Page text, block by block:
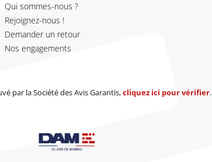
Qui sommes-nous ?
Rejoignez-nous !
Demander un retour
Nos engagements
par la Société des Avis Garantis,cliquez ici pour vérifier.